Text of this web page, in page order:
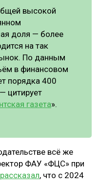
высокой
доля — более
на так
По данным
в финансовом
порядка 400
цитирует
газета».
всё же
ФАУ «ФЦС» при
рассказал, что с 2024